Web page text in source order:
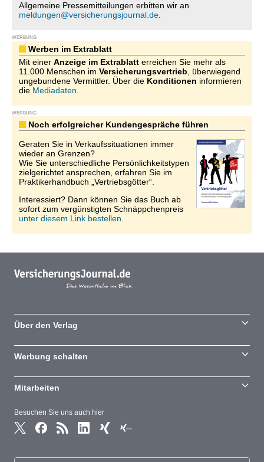
Allgemeine Pressemitteilungen erbitten wir an
meldungen@versicherungsjournal.de
WERBUNG
Werben im Extrablatt
Mit einer Anzeige im Extrablatt erreichen Sie mehr als
11.000 Menschen im Versicherungsvertrieb , überwiegend
ungebundene Vermittler. Über die Konditionen informieren
die Mediadaten
WERBUNG
Noch erfolgreicher Kundengespräche führen
Geraten Sie in Verkaufssituationen immer
wieder an Grenzen?
Wie Sie unterschiedliche Persönlichkeitstypen
zielgerichtet ansprechen, erfahren Sie im
Praktikerhandbuch „Vertriebsgötter“.
Interessiert? Dann können Sie das Buch ab
sofort zum vergünstigten Schnäppchenpreis
unter diesem Link bestellen.
Besuchen Sie uns auch hier
Über den Verlag
Werbung schalten
Mitarbeiten